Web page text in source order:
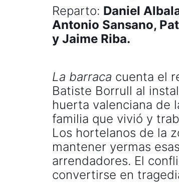
Reparto: Daniel
Antonio Sansano,
y Jaime Riba.
La barraca cuenta el
Batiste Borrull al
huerta valenciana de
familia que vivió y
Los hortelanos de la
mantener yermas
arrendadores. El
convertirse en